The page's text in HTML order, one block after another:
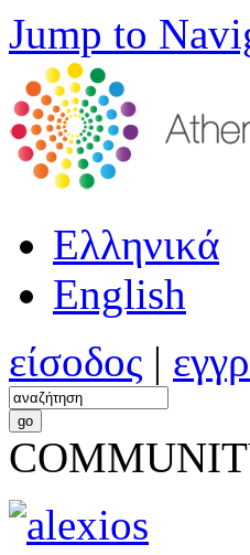
Jump to
Ελληνικά
English
είσοδος |